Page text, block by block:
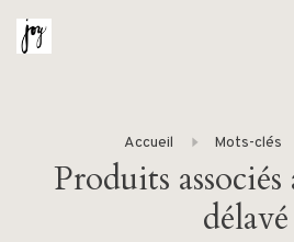
Accueil Mots-clés
Produits
délavé